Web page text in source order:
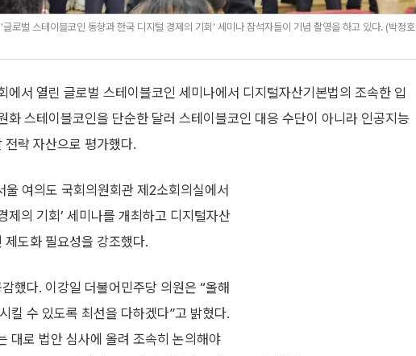
벌 스테이블코인 동향과 한국 디지털 경제의 기회' 세미나 참석자들이 기념 촬영을 하고 있다. (박정호
에서 열린 글로벌 스테이블코인 세미나에서 디지털자산기본법의 조속한 입
화 스테이블코인을 단순한 달러 스테이블코인 대응 수단이 아니라 인공지능
략 자산으로 평가했다.
여의도 국회의원회관 제2소회의실에서
제의 기회’ 세미나를 개최하고 디지털자산
도화 필요성을 강조했다.
했다. 이강일 더불어민주당 의원은 “올해
킬 수 있도록 최선을 다하겠다”고 밝혔다.
대로 법안 심사에 올려 조속히 논의해야